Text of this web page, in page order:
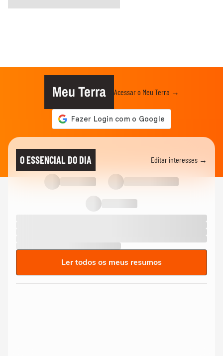
Meu Terra Acessar o Meu Terra →
O ESSENCIAL DO DIA Editar interesses →
Ler todos os meus resumos